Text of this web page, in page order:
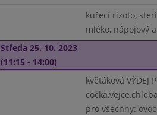
kuřecí rizoto,
mléko, nápojový
Středa 25. 10. 2023
(11:15 - 14:00)
květáková VÝDEJ
pro všechny: